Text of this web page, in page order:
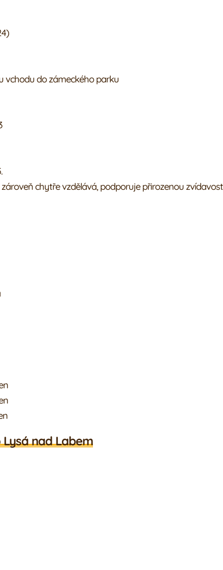
vchodu do zámeckého parku
chytře vzdělává, podporuje přirozenou
nad Labem